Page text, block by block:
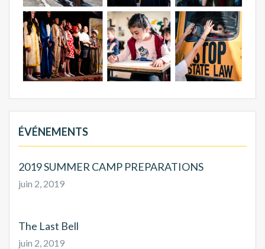
ÉVÉNEMENTS
2019 SUMMER CAMP PREPARATIONS
juin 2, 2019
The Last Bell
juin 2, 2019